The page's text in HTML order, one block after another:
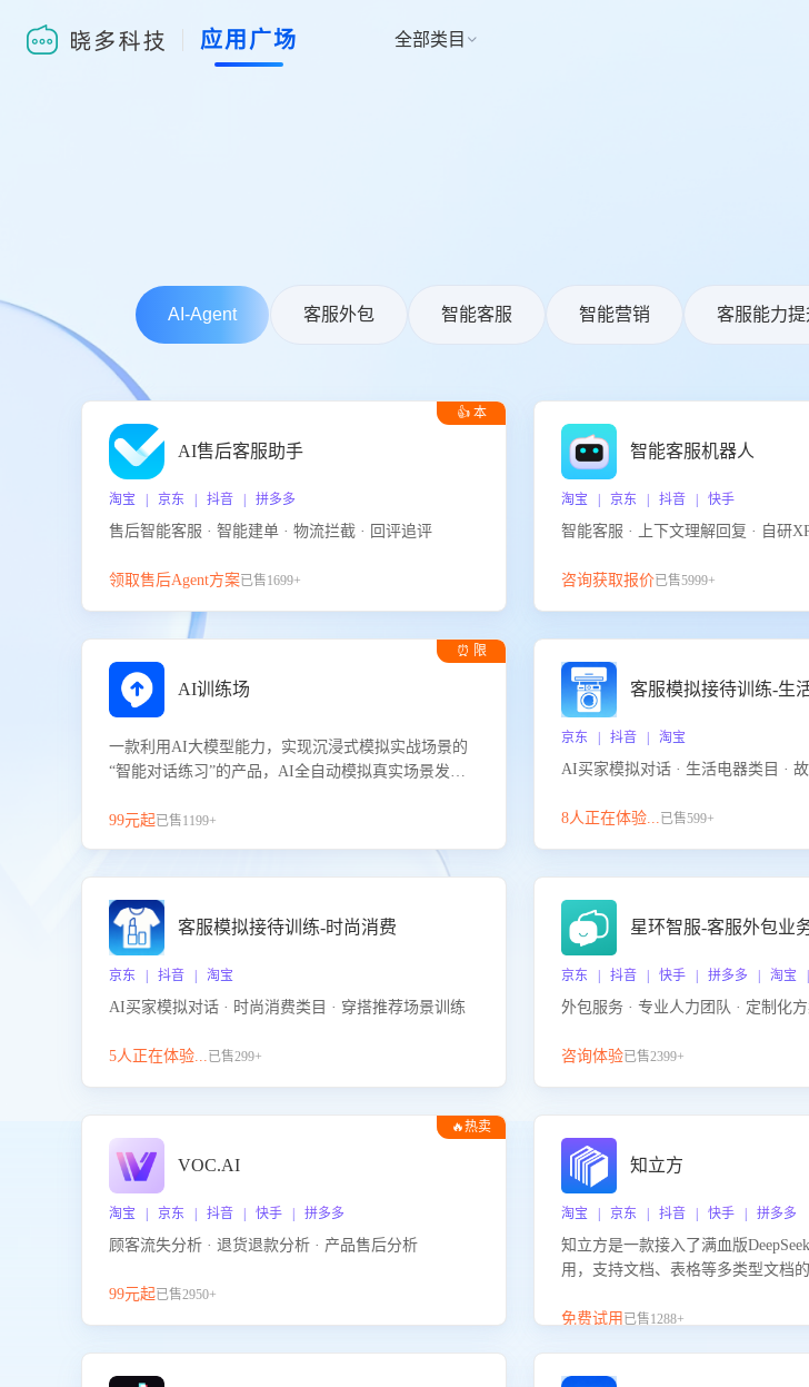
应用广场 全部类目 
AI-Agent 客服外包 智能客服 智能营销 客服能力提
👍 本
AI售后客服助手
淘宝 | 京东 | 抖音 | 拼多多
售后智能客服 · 智能建单 · 物流拦截 · 回评追评
领取售后Agent方案已售1699+
智能客服机器人
淘宝 | 京东 | 抖音 | 快手
智能客服 · 上下文理解回复 · 自研
咨询获取报价已售5999+
⏰ 限
AI训练场
一款利用AI大模型能力，实现沉浸式模拟实战场景的
“智能对话练习”的产品，AI全自动模拟真实场景发生
提升客服团队的销服能力。
99元起已售1199+
客服模拟接待训练-生
京东 | 抖音 | 淘宝
AI买家模拟对话 · 生活电器类目 ·
8人正在体验...已售599+
客服模拟接待训练-时尚消费
京东 | 抖音 | 淘宝
AI买家模拟对话 · 时尚消费类目 · 穿搭推荐场景训练
5人正在体验...已售299+
星环智服-客服外包业
京东 | 抖音 | 快手 | 拼多多 | 淘宝
外包服务 · 专业人力团队 · 定制化
咨询体验已售2399+
🔥热卖
VOC.AI
淘宝 | 京东 | 抖音 | 快手 | 拼多多
顾客流失分析 · 退货退款分析 · 产品售后分析
99元起已售2950+
知立方
淘宝 | 京东 | 抖音 | 快手 | 拼多多
知立方是一款接入了满血版
用，支持文档、表格等多类型文档
景提供强大的知识支持，帮助用户
免费试用 已售1288+